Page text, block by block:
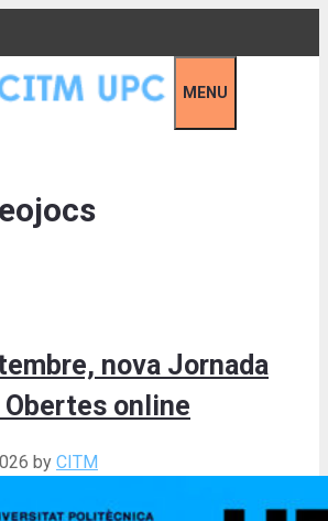
MENU
nova Jornada
online
by CITM